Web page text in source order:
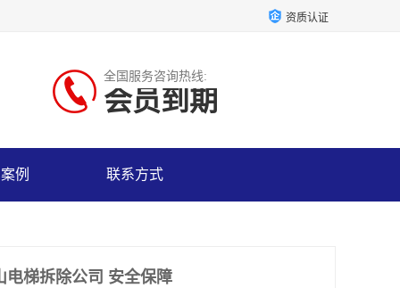
资质认证
全国服务咨询热线:
会员到期
例 联系方式
电梯拆除公司 安全保障